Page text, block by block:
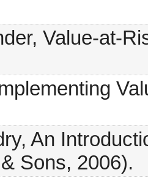
Value-at-
An
Sons, 2006).